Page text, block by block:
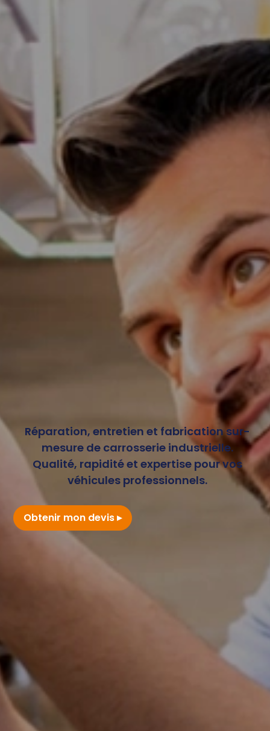
Réparation, entretien et fabrication sur-
mesure de carrosserie industrielle.
Qualité, rapidité et expertise pour vos
véhicules professionnels.
Obtenir mon devis